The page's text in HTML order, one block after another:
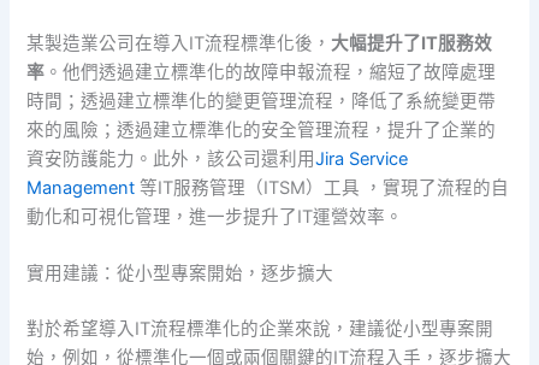
某製造業公司在導入IT流程標準化後， 大幅提升了IT服務效
率 。他們透過建立標準化的故障申報流程，縮短了故障處理
時間；透過建立標準化的變更管理流程，降低了系統變更帶
來的風險；透過建立標準化的安全管理流程，提升了企業的
資安防護能力。此外，該公司還利用Jira Service
Management 等IT服務管理（ITSM）工具 ，實現了流程的自
動化和可視化管理，進一步提升了IT運營效率。
實用建議：從小型專案開始，逐步擴大
對於希望導入IT流程標準化的企業來說，建議從小型專案開
始，例如，從標準化一個或兩個關鍵的IT流程入手，逐步擴大